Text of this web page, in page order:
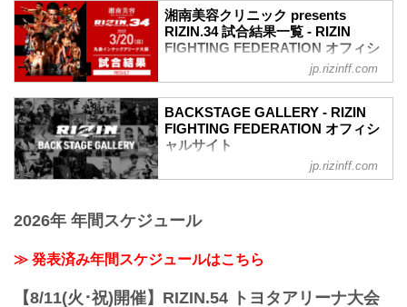
収めた「BACKSTAGE GALLERY」
OPENING FIGHT〜第9試合までのvol.2は
こちら
4
4
第15試合 ／皇治 vs. 梅野源治
3
第14試合 ／中村大介 vs. 山本空良
3
3
第12試合 ／北方大地 vs. 村元友太郎
湘南美容クリニック presents
RIZIN.34 試合結果一覧 - RIZIN
FIGHTING FEDERATION オフィシ
原京平
Full Fight | 弥益ドミネーター聡志 vs. 萩
原京平 / Satoshi“Dominator”Yamasu vs.
京平（LOSE）
ぎ三角固め）
第15試合／ 皇治 vs. 梅野源治
jp.rizinff.com
BACKSTAGE GALLERY - RIZIN
FIGHTING FEDERATION オフィシ
ャルサイト
BACKSTAGE GALLERY の記事一覧 - 格
イジン ファイティング フェデレーショ
いきます。
jp.rizinff.com
2026年 年間スケジュール
≫ 発表済み年間スケジュールはこちら
【8/11(火･祝)開催】RIZIN.54 トヨタアリーナ大会